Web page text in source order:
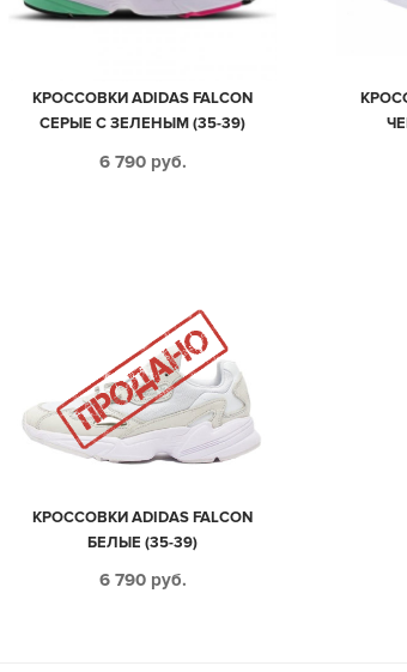
КРОССОВКИ ADIDAS FALCON
СЕРЫЕ С ЗЕЛЕНЫМ (35-39)
6 790 руб.
КРОССОВКИ ADIDAS FALCON
БЕЛЫЕ (35-39)
6 790 руб.